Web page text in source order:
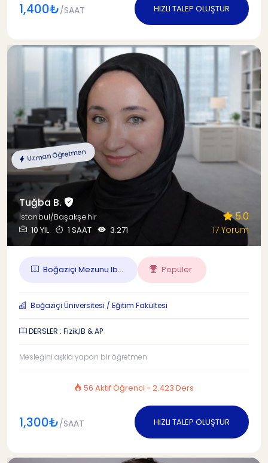
1,400₺/SAAT HIZLI TALEP OLUŞTUR
Uzman Öğretmen
Tuğba B.
İstanbul/Başakşehir
10 YIL
1 SAAT 3.271
5.0
17 Yorum
Boğaziçi Mezunu Ib... Popüler
Boğaziçi Üniversitesi / Eğitim Fakültesi
DERSLER : Fizik,IB & AP
Mesleğini aşkla yapan bir öğretmen
56 Aktif Öğrenci - 2.423 Ders
1,300₺/SAAT HIZLI TALEP OLUŞTUR